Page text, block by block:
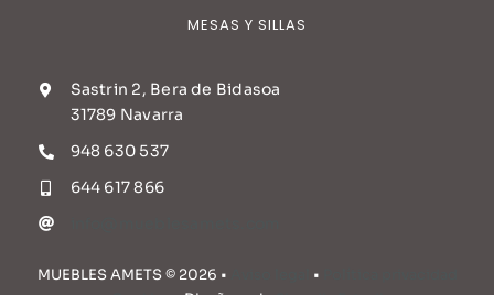
MESAS Y SILLAS
Sastrin 2, Bera de Bidasoa
31789 Navarra
948 630 537
644 617 866
MUEBLES AMETS © 2026 • •